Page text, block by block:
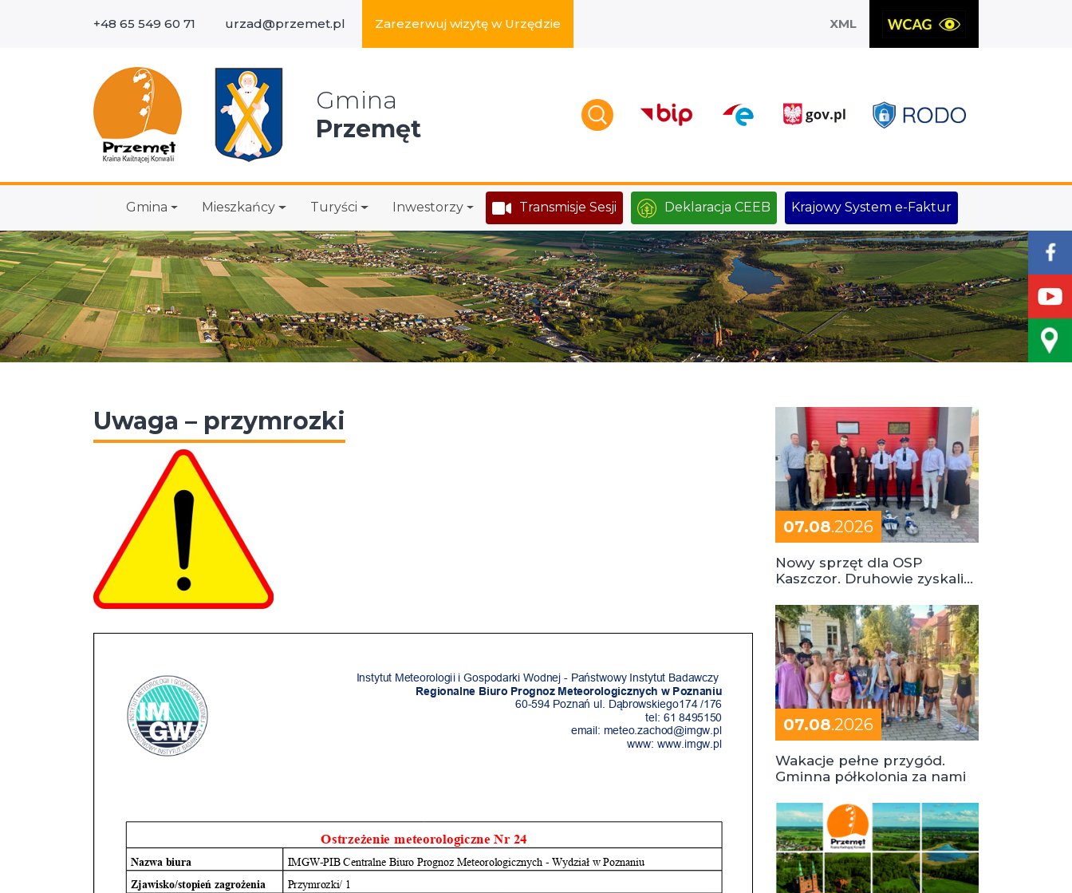
+48 65 549 60 71 urzad@przemet.pl Zarezerwuj wizytę w Urzędzie XML
Gmina
Przemęt
Gmina Mieszkańcy Turyści Inwestorzy Transmisje Sesji Deklaracja CEEB Krajowy System e-Faktur
Uwaga – przymrozki
07.08.2026
Nowy sprzęt dla OSP
Kaszczor. Druhowie zyskali
07.08.2026
Wakacje pełne przygód.
Gminna półkolonia za nami
Wyszukaj w serwisie